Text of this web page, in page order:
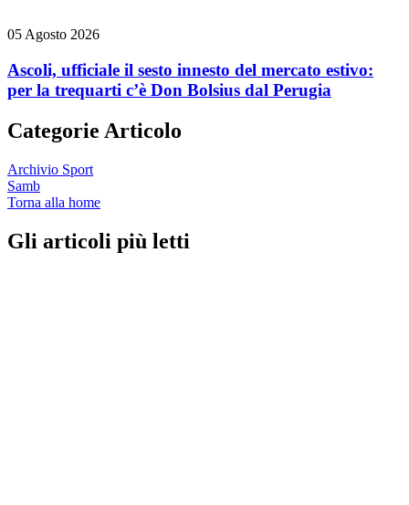
05 Agosto 2026
Ascoli, ufficiale il sesto innesto del mercato estivo:
per la trequarti c’è Don Bolsius dal Perugia
Categorie Articolo
Archivio Sport
Samb
Torna alla home
Gli articoli più letti